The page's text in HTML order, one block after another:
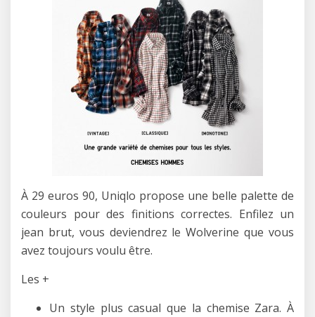
À 29 euros 90, Uniqlo propose une belle palette de
couleurs pour des finitions correctes. Enfilez un
jean brut, vous deviendrez le Wolverine que vous
avez toujours voulu être.
Les +
Un style plus casual que la chemise Zara. À